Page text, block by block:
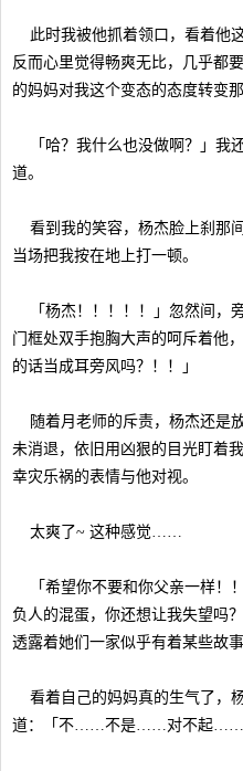
此时我被他抓着领口，看着他
反而心里觉得畅爽无比，几乎都
的妈妈对我这个变态的态度转变那
「哈？我什么也没做啊？」我
道。
看到我的笑容，杨杰脸上刹那
当场把我按在地上打一顿。
「杨杰！！！！！」忽然间，
门框处双手抱胸大声的呵斥着他
的话当成耳旁风吗？！！」
随着月老师的斥责，杨杰还是
未消退，依旧用凶狠的目光盯着
幸灾乐祸的表情与他对视。
太爽了~ 这种感觉……
「希望你不要和你父亲一样！
负人的混蛋，你还想让我失望吗
透露着她们一家似乎有着某些故事
看着自己的妈妈真的生气了，
道：「不……不是……对不起……